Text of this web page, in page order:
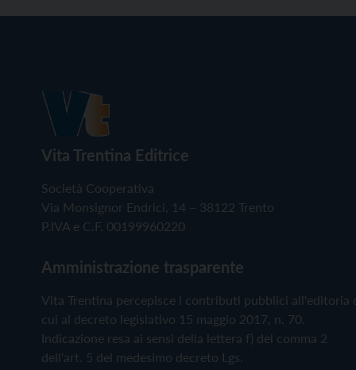
Vita Trentina Editrice
Società Cooperativa
Via Monsignor Endrici, 14 – 38122 Trento
P.IVA e C.F. 00199960220
Amministrazione trasparente
Vita Trentina percepisce i contributi pubblici all'editoria
cui al decreto legislativo 15 maggio 2017, n. 70.
Indicazione resa ai sensi della lettera f) del comma 2
dell'art. 5 del medesimo decreto Lgs.